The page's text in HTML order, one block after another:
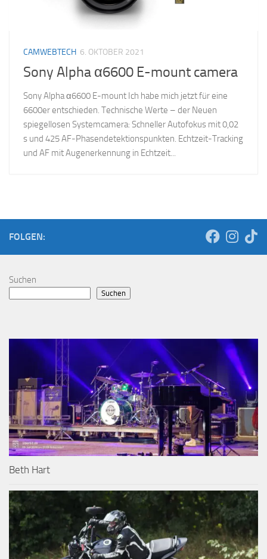
CAMWEBTECH 6. OKTOBER 2021
Sony Alpha α6600 E-mount camera
Sony Alpha α6600 E-mount Ich habe mich jetzt für eine
6600er entschieden. Technische Werte – der Neuen
spiegellosen Systemcamera: Schneller Autofokus mit 0,02
s und 425 AF-Phasendetektionspunkten. Echtzeit-Tracking
und AF mit Augenerkennung in Echtzeit...
FOLGEN:
Suchen
Suchen
Beth Hart